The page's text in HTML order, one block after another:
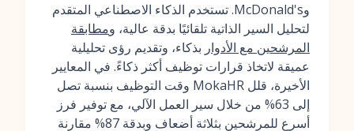
وMcDonald's. تستخدم الذكاء الاصطناعي المتقدم
لتحليل السير الذاتية تلقائيًا بدقة عالية، ومطابقة
المرشحين مع الأدوار بذكاء، وتقديم رؤى تحليلية
عميقة لاتخاذ قرارات توظيف أكثر ذكاءً. في المعايير
الأخيرة، قلل MokaHR وقت التوظيف بنسبة تصل
إلى 63% من خلال سير العمل الآلي، مع توفير فرز
أسرع للمرشحين بثلاثة أضعاف وبدقة 87% مقارنة